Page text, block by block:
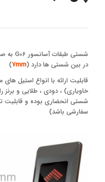
شستی طبقات آسانسور G06 به صورت
در بین شستی ها دارد (7mm
)
قابلیت ارائه با انواع استیل
خاویاری) ، دودی ، طلایی و برنز
شستی انحضاری بوده و قابلیت
سفارشی باشد)